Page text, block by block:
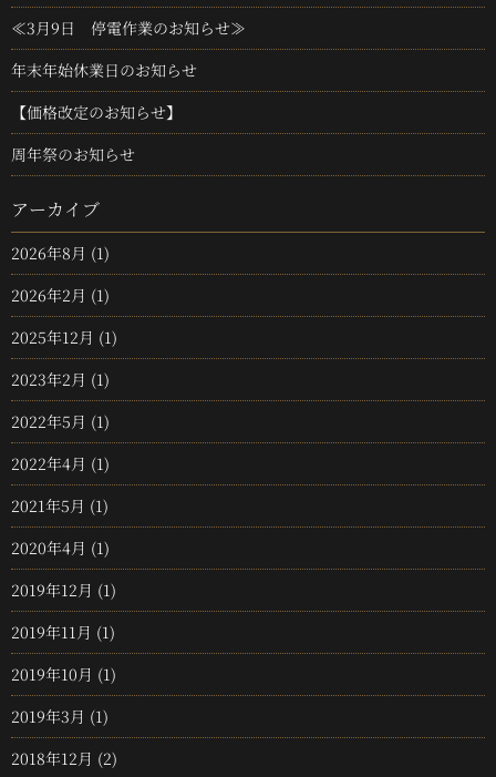
≪3月9日 停電作業のお知らせ≫
年末年始休業日のお知らせ
【価格改定のお知らせ】
周年祭のお知らせ
アーカイブ
2026年8月 (1)
2026年2月 (1)
2025年12月 (1)
2023年2月 (1)
2022年5月 (1)
2022年4月 (1)
2021年5月 (1)
2020年4月 (1)
2019年12月 (1)
2019年11月 (1)
2019年10月 (1)
2019年3月 (1)
2018年12月 (2)